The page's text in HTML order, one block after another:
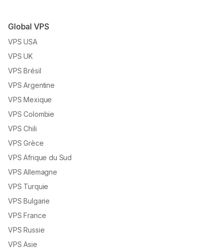
Global VPS
VPS USA
VPS UK
VPS Brésil
VPS Argentine
VPS Mexique
VPS Colombie
VPS Chili
VPS Grèce
VPS Afrique du Sud
VPS Allemagne
VPS Turquie
VPS Bulgarie
VPS France
VPS Russie
VPS Asie